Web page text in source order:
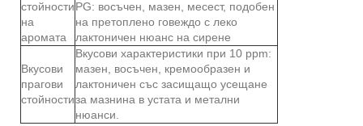
стойности
на
аромата
PG: восъчен, мазен, месест, подобен
на претоплено говеждо с леко
лактоничен нюанс на сирене
Вкусови
прагови
стойности
Вкусови характеристики при 10 ppm:
мазен, восъчен, кремообразен и
лактоничен със засищащо усещане
за мазнина в устата и метални
нюанси.